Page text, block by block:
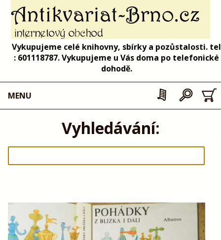
Vykupujeme celé knihovny, sbírky a pozůstalosti. tel
: 601118787. Vykupujeme u Vás doma po telefonické
dohodě.
MENU
Vyhledávání: